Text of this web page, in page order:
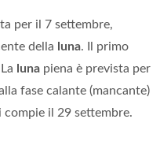
per il 7 settembre,
della
luna. Il primo
luna piena è prevista per
fase calante (mancante)
il 29 settembre.